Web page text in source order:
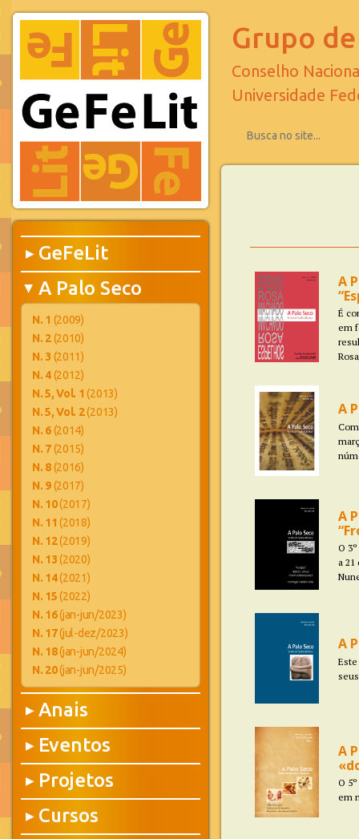
▶ GeFeLit
▶ A Palo Seco
N. 1 (2009)
N. 2(2010)
N. 3 (2011)
N. 4(2012)
N. 5, Vol. 1 (2013)
N. 5, Vol. 2(2013)
N. 6(2014)
N. 7(2015)
N. 8(2016)
N. 9(2017)
N. 10(2017)
N. 11 (2018)
N. 12(2019)
N. 13(2020)
N. 14(2021)
N. 15(2022)
N. 16(jan-jun/2023)
N. 17(jul-dez/2023)
N. 18(jan-jun/2024)
N. 20(jan-jun/2025)
▶ Anais
▶ Eventos
▶ Projetos
▶ Cursos
Grupo
Conselho
Universidade
A
É
em
A
A
O
a 21
A
A
O
em